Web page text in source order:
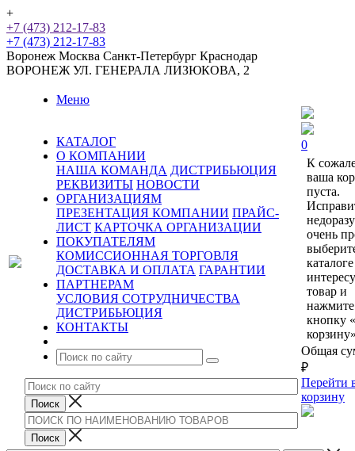
+
+7 (473) 212-17-83
+7 (473) 212-17-83
Воронеж Москва Санкт-Петербург Краснодар
ВОРОНЕЖ УЛ. ГЕНЕРАЛА ЛИЗЮКОВА, 2
Меню
КАТАЛОГ
О КОМПАНИИ
НАША КОМАНДА ДИСТРИБЬЮЦИЯ
РЕКВИЗИТЫ НОВОСТИ
ОРГАНИЗАЦИЯМ
ПРЕЗЕНТАЦИЯ КОМПАНИИ ПРАЙС-
ЛИСТ КАРТОЧКА ОРГАНИЗАЦИИ
ПОКУПАТЕЛЯМ
КОМИССИОННАЯ ТОРГОВЛЯ
ДОСТАВКА И ОПЛАТА ГАРАНТИИ
ПАРТНЕРАМ
УСЛОВИЯ СОТРУДНИЧЕСТВА
ДИСТРИБЬЮЦИЯ
КОНТАКТЫ
0
К
ваша
пуста.
очень
каталоге
товар и
нажмите
кнопку
Общая
₽
Перейти
корзину